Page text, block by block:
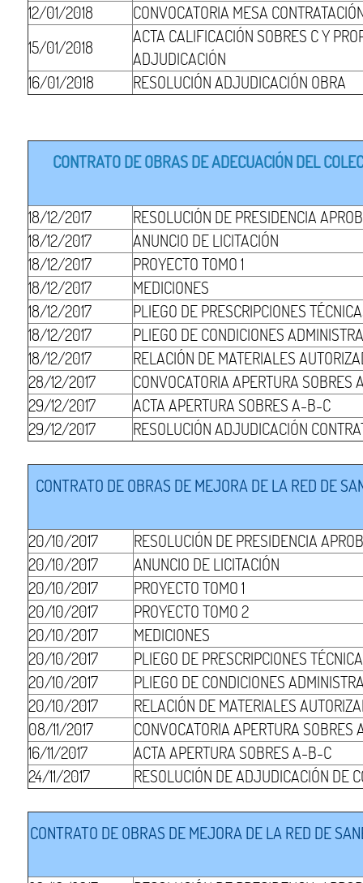
12/01/2018
CONVOCATORIA MESA
15/01/2018
ACTA CALIFICACIÓN SOBRES C Y
ADJUDICACIÓN
16/01/2018
RESOLUCIÓN ADJUDICACIÓN OBRA
CONTRATO DE OBRAS DE ADECUACIÓN DEL
18/12/2017
RESOLUCIÓN DE PRESIDENCIA
18/12/2017
ANUNCIO DE LICITACIÓN
18/12/2017
PROYECTO TOMO 1
18/12/2017
MEDICIONES
18/12/2017
PLIEGO DE PRESCRIPCIONES
18/12/2017
PLIEGO DE CONDICIONES
18/12/2017
RELACIÓN DE MATERIALES
28/12/2017
CONVOCATORIA APERTURA SOBRES
29/12/2017
ACTA APERTURA SOBRES A-B-C
29/12/2017
RESOLUCIÓN ADJUDICACIÓN
CONTRATO DE OBRAS DE MEJORA DE LA RED DE
20/10/2017
RESOLUCIÓN DE PRESIDENCIA
20/10/2017
ANUNCIO DE LICITACIÓN
20/10/2017
PROYECTO TOMO 1
20/10/2017
PROYECTO TOMO 2
20/10/2017
MEDICIONES
20/10/2017
PLIEGO DE PRESCRIPCIONES
20/10/2017
PLIEGO DE CONDICIONES
20/10/2017
RELACIÓN DE MATERIALES
08/11/2017
CONVOCATORIA APERTURA
16/11/2017
ACTA APERTURA SOBRES A-B-C
24/11/2017
RESOLUCIÓN DE ADJUDICACIÓN DE
CONTRATO DE OBRAS DE MEJORA DE LA RED DE